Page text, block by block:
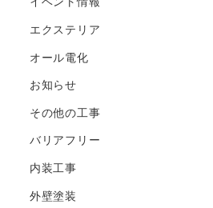
エクステリア
オール電化
お知らせ
その他の工事
バリアフリー
内装工事
外壁塗装